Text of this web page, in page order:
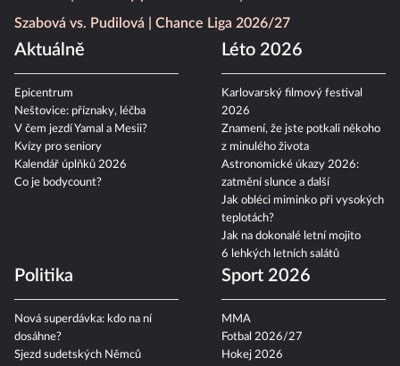
Szabová vs. Pudilová
Chance Liga 2026/27
Aktuálně
Epicentrum
Neštovice: příznaky, léčba
V čem jezdí Yamal a Mesii?
Kvízy pro seniory
Kalendář úplňků 2026
Co je bodycount?
Léto 2026
Karlovarský filmový festival
2026
Znamení, že jste potkali někoho
z minulého života
Astronomické úkazy 2026:
zatmění slunce a další
Jak obléci miminko při vysokých
teplotách?
Jak na dokonalé letní mojito
6 lehkých letních salátů
Politika
Nová superdávka: kdo na ní
dosáhne?
Sjezd sudetských Němců
Sport 2026
MMA
Fotbal 2026/27
Hokej 2026